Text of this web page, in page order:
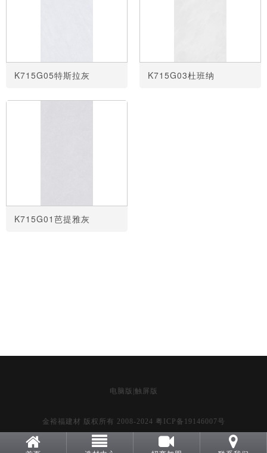
K715G05特斯拉灰 K715G03杜班纳
K715G01芭提雅灰
电脑版 触屏版
金裕福建材 版权所有 2008-2024 粤ICP备19146007号